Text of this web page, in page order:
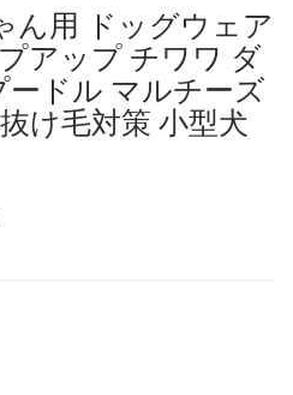
ん用 ドッグウェア
アップ チワワ ダ
ドル マルチーズ
け毛対策 小型犬